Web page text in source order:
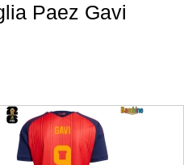
Paez Gavi